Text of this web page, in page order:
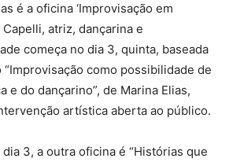
é a oficina ‘Improvisação em
Capelli, atriz, dançarina e
começa no dia 3, quinta, baseada
como possibilidade de
e do dançarino”, de Marina Elias,
artística aberta ao público.
3, a outra oficina é “Histórias que